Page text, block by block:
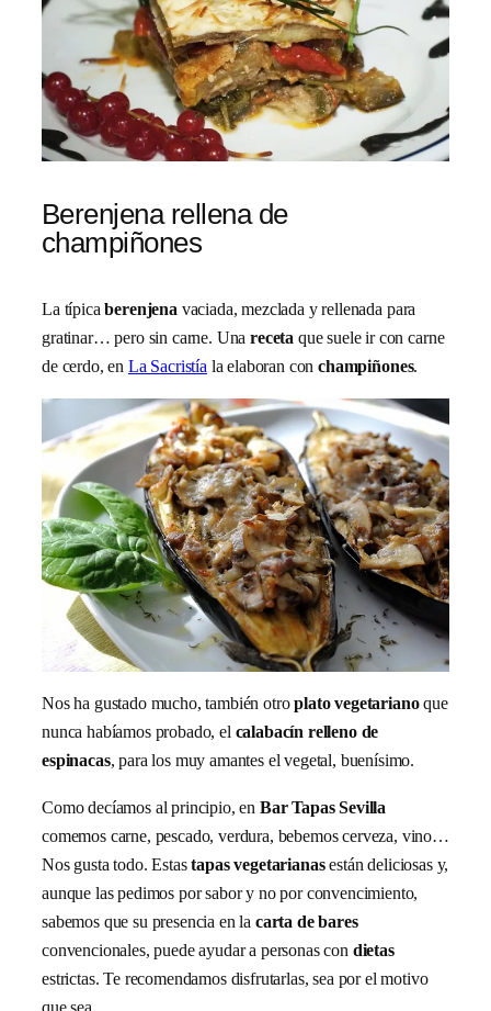
Berenjena rellena de
champiñones
La típicaberenjena vaciada, mezclada y rellenada para
gratinar… pero sin carne. Unareceta que suele ir con carne
de cerdo, en La Sacristía la elaboran conchampiñones.
Nos ha gustado mucho, también otroplato vegetarianoque
nunca habíamos probado, el calabacín relleno de
espinacas, para los muy amantes el vegetal, buenísimo.
Como decíamos al principio, en Bar Tapas Sevilla
comemos carne, pescado, verdura, bebemos cerveza, vino…
Nos gusta todo. Estastapas vegetarianasestán deliciosas y,
aunque las pedimos por sabor y no por convencimiento,
sabemos que su presencia en la carta de bares
convencionales, puede ayudar a personas con dietas
estrictas. Te recomendamos disfrutarlas, sea por el motivo
que sea.